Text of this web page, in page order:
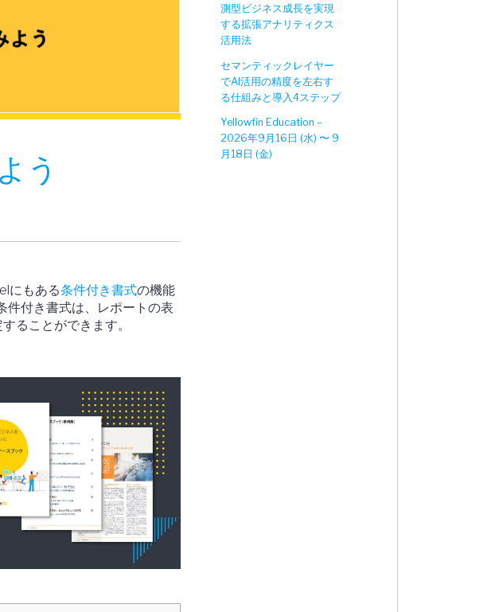
う
にもある条件付き書式の機能
付き書式は、レポートの表
ることができます。
測型ビジネス成長を実現
する拡張アナリティクス
活用法
セマンティックレイヤー
でAI活用の精度を左右す
る仕組みと導入4ステップ
Yellowfin Education –
2026年9月16日 (水) 〜 9
月18日 (金)